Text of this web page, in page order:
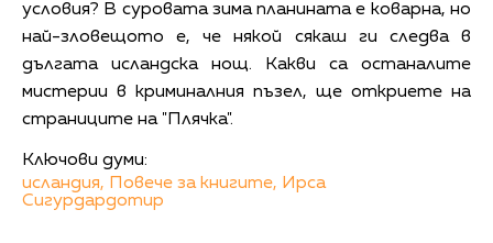
условия? В суровата зима планината е коварна, но
най-зловещото е, че някой сякаш ги следва в
дългата исландска нощ. Какви са останалите
мистерии в криминалния пъзел, ще откриете на
страниците на "Плячка".
Ключови думи:
исландия, Повече за книгите, Ирса
Сигурдардотир